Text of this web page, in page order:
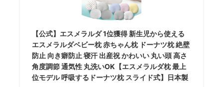
【公式】エスメラルダ 1位獲得 新生児から使える
エスメラルダベビー枕 赤ちゃん枕 ドーナツ枕 絶壁
防止 向き癖防止 寝汗 出産祝 かわいい 丸い頭 高さ
角度調節 通気性 丸洗いOK【エスメラルダ枕 最上
位モデル 呼吸するドーナツ枕 スライド式】日本製